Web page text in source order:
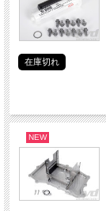
在庫切れ
NEW